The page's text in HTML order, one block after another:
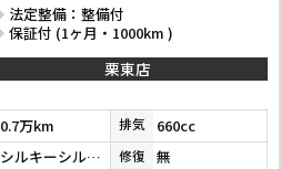
法定整備：整備付
保証付 (1ヶ月・1000km )
栗東店
0.7万km 排気 660cc
シルキーシルバーメタリック 修復 無